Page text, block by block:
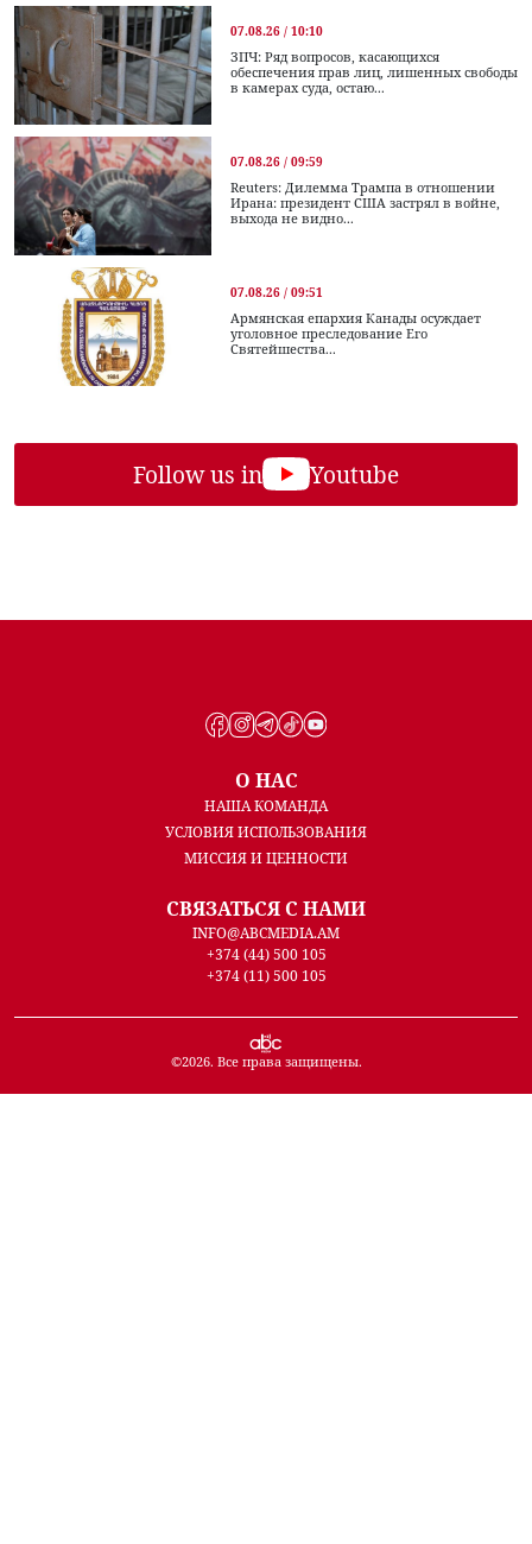
07.08.26 / 10:10
ЗПЧ: Ряд вопросов, касающихся
обеспечения прав лиц, лишенных свободы
в камерах суда, остаю...
07.08.26 / 09:59
Reuters: Дилемма Трампа в отношении
Ирана: президент США застрял в войне,
выхода не видно...
07.08.26 / 09:51
Армянская епархия Канады осуждает
уголовное преследование Его
Святейшества...
Follow us in Youtube
О НАС
НАША КОМАНДА
УСЛОВИЯ ИСПОЛЬЗОВАНИЯ
МИССИЯ И ЦЕННОСТИ
СВЯЗАТЬСЯ С НАМИ
INFO@ABCMEDIA.AM
+374 (44) 500 105
+374 (11) 500 105
©2026. Все права защищены.